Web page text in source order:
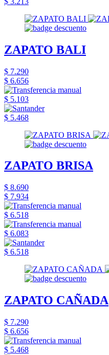
ZAPATO BALI
$ 7.290
$ 6.656
$ 5.103
$ 5.468
ZAPATO BRISA
$ 8.690
$ 7.934
$ 6.518
$ 6.083
$ 6.518
ZAPATO CAÑADA
$ 7.290
$ 6.656
$ 5.468